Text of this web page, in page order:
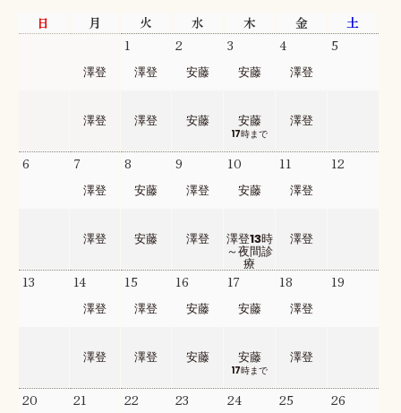
日 月 火 水 木 金
土
1 2 3 4 5
澤登 澤登 安藤 安藤 澤登
澤登 澤登 安藤 安藤
17時まで
澤登
6 7 8 9 10 11 12
澤登 安藤 澤登 安藤 澤登
澤登 安藤 澤登 澤登13時
～夜間診
療
澤登
13 14 15 16 17 18 19
澤登 澤登 安藤 安藤 澤登
澤登 澤登 安藤 安藤
17時まで
澤登
20 21 22 23 24 25 26